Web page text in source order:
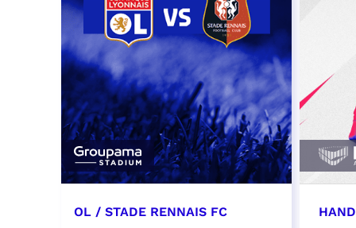
OL / STADE RENNAIS FC